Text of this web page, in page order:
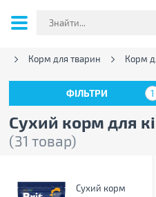
Корм для тварин Корм
Сухий корм для
(31 товар)
ФІЛЬТРИ 1
Сухий корм
ФІЛЬТРИ 1